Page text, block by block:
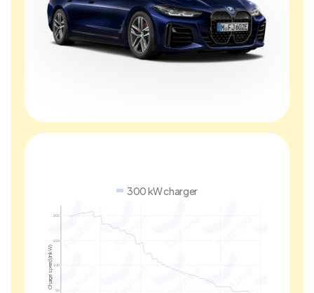
300 kW charger
50
100
150
200
Charge speed (in kW)